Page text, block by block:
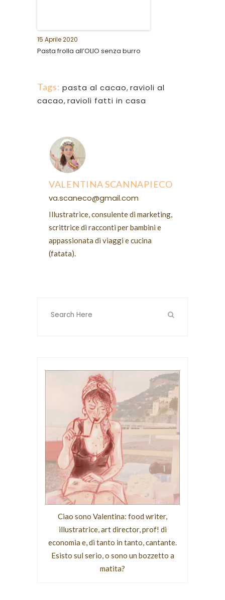
15 Aprile 2020
Pasta frolla all’OLIO senza burro
Tags: pasta al cacao,ravioli al
cacao,ravioli fatti in casa
VALENTINA SCANNAPIECO
va.scaneco@gmail.com
Illustratrice, consulente di marketing,
scrittrice di racconti per bambini e
appassionata di viaggi e cucina
(fatata).
Ciao sono Valentina: food writer,
illustratrice, art director, prof! di
economia e, di tanto in tanto, cantante.
Esisto sul serio, o sono un bozzetto a
matita?